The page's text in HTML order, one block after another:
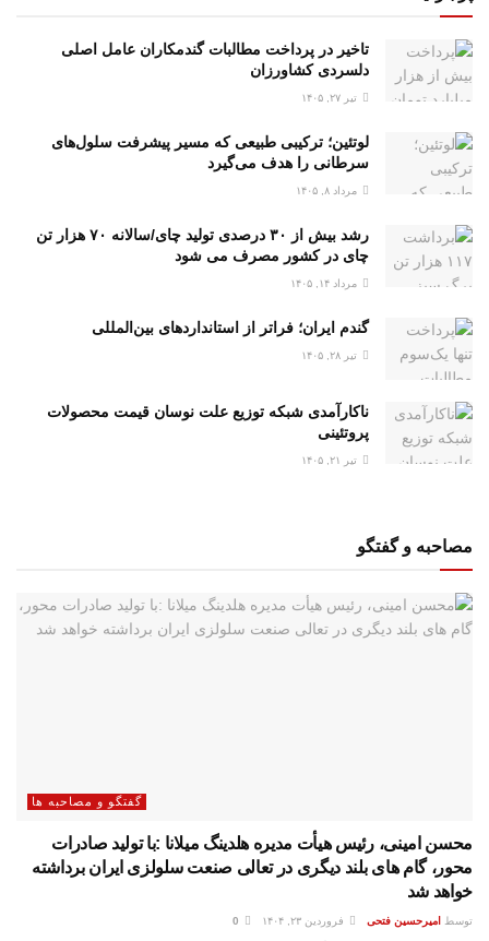
تاخیر در پرداخت مطالبات گندمکاران عامل اصلی
دلسردی کشاورزان
تیر ۲۷, ۱۴۰۵
لوتئین؛ ترکیبی طبیعی که مسیر پیشرفت سلول‌های
سرطانی را هدف می‌گیرد
مرداد ۸, ۱۴۰۵
رشد بیش از ۳۰ درصدی تولید چای/سالانه ۷۰ هزار تن
چای در کشور مصرف می شود
مرداد ۱۴, ۱۴۰۵
گندم ایران؛ فراتر از استانداردهای بین‌المللی
تیر ۲۸, ۱۴۰۵
ناکارآمدی شبکه توزیع علت نوسان قیمت محصولات
پروتئینی
تیر ۲۱, ۱۴۰۵
مصاحبه و گفتگو
گفتگو و مصاحبه ها
محسن امینی، رئیس هیأت مدیره هلدینگ میلانا :با تولید صادرات
محور، گام های بلند دیگری در تعالی صنعت سلولزی ایران برداشته
خواهد شد
توسط امیرحسین فتحی فروردین ۲۳, ۱۴۰۴